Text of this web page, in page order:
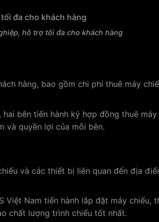
hỗ trợ tối đa cho khách hàng
hàng, bao gồm chi phí thuê máy
bên tiến hành ký hợp đồng thuê máy
và quyền lợi của mỗi bên.
và các thiết bị liên quan đến địa
Việt Nam tiến hành lắp đặt máy chiếu,
chất lượng trình chiếu tốt nhất.